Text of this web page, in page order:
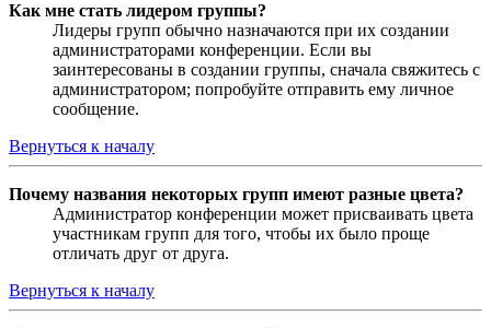
Как мне стать лидером группы?
Лидеры групп обычно назначаются при их создании
администраторами конференции. Если вы
заинтересованы в создании группы, сначала свяжитесь с
администратором; попробуйте отправить ему личное
сообщение.
Вернуться к началу
Почему названия некоторых групп имеют разные цвета?
Администратор конференции может присваивать цвета
участникам групп для того, чтобы их было проще
отличать друг от друга.
Вернуться к началу